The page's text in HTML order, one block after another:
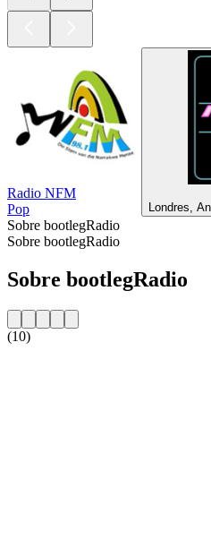
Radio NFM
Pop
Londres,
Sobre bootlegRadio
Sobre bootlegRadio
Sobre bootlegRadio
(10)